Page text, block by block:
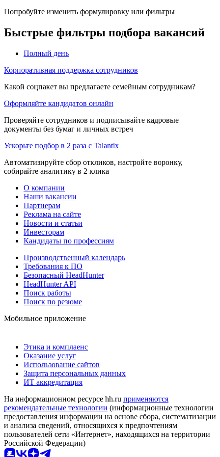
Попробуйте изменить формулировку или фильтры
Быстрые фильтры подбора вакансий
Полный день
Корпоративная поддержка сотрудников
Какой соцпакет вы предлагаете семейным сотрудникам?
Оформляйте кандидатов онлайн
Проверяйте сотрудников и подписывайте кадровые
документы без бумаг и личных встреч
Ускорьте подбор в 2 раза с Talantix
Автоматизируйте сбор откликов, настройте воронку,
собирайте аналитику в 2 клика
О компании
Наши вакансии
Партнерам
Реклама на сайте
Новости и статьи
Инвесторам
Кандидаты по профессиям
Производственный календарь
Требования к ПО
Безопасный HeadHunter
HeadHunter API
Поиск работы
Поиск по резюме
Мобильное приложение
Этика и комплаенс
Оказание услуг
Использование сайтов
Защита персональных данных
ИТ аккредитация
На информационном ресурсе hh.ru применяются
рекомендательные технологии (информационные технологии
предоставления информации на основе сбора, систематизации
и анализа сведений, относящихся к предпочтениям
пользователей сети «Интернет», находящихся на территории
Российской Федерации)